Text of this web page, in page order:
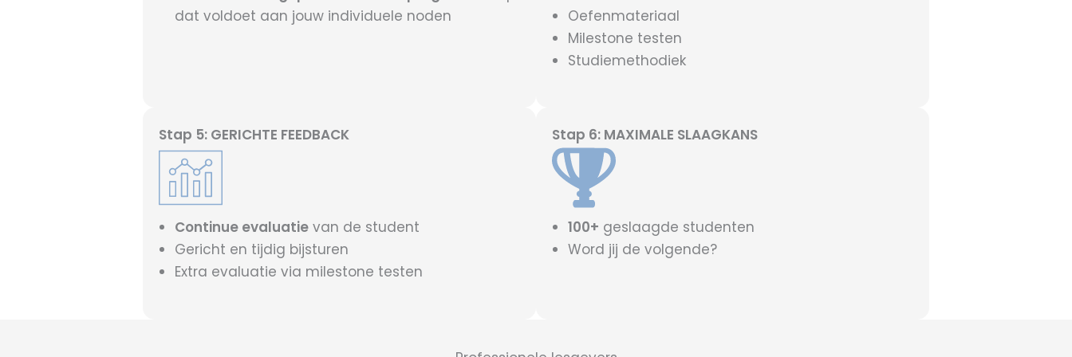
dat voldoet aan jouw individuele noden
Oefenmateriaal
Milestone testen
Studiemethodiek
Stap 5: GERICHTE FEEDBACK
Continue evaluatie van de student
Gericht en tijdig bijsturen
Extra evaluatie via milestone testen
Stap 6: MAXIMALE SLAAGKANS
100+ geslaagde studenten
Word jij de volgende?